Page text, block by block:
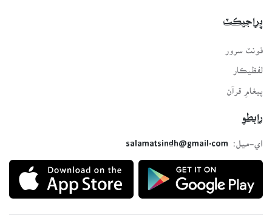
پراجيڪٽ
لفظيڪار
پيغامِ قرآن
رابطو
اي-ميل:
salamatsindh@gmail.com